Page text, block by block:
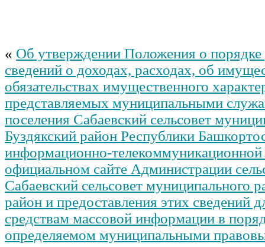
« Об утверждении Положения о
сведений о доходах, расходах, об
обязательствах имущественного
представляемых муниципальными
поселения Сабаевский сельсовет
Буздякский район Республики
информационно-телекоммуникационной
официальном сайте Администрации
Сабаевский сельсовет муниципального
район и предоставления этих сведений
средствам массовой информации в
определяемом муниципальными